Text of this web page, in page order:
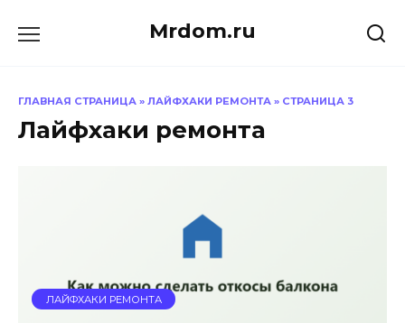
Mrdom.ru
ГЛАВНАЯ СТРАНИЦА » ЛАЙФХАКИ РЕМОНТА » СТРАНИЦА 3
Лайфхаки ремонта
ЛАЙФХАКИ РЕМОНТА